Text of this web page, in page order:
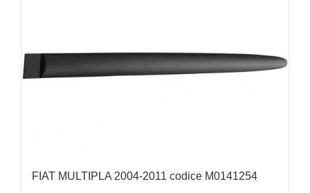
FIAT MULTIPLA 2004-2011 codice M0141254